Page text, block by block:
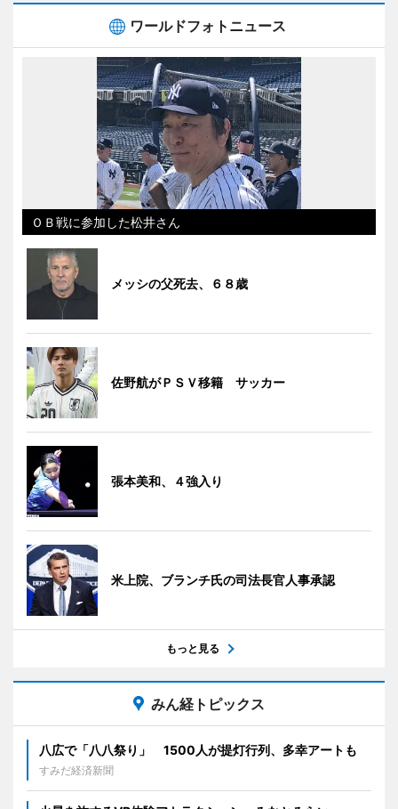
ワールドフォトニュース
ＯＢ戦に参加した松井さん
メッシの父死去、６８歳
佐野航がＰＳＶ移籍 サッカー
張本美和、４強入り
米上院、ブランチ氏の司法長官人事承認
もっと見る
みん経トピックス
八広で「八八祭り」 1500人が提灯行列、多幸アートも
すみだ経済新聞